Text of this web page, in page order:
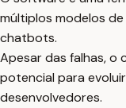
múltiplos modelos de
chatbots.
Apesar das falhas, o
potencial para
desenvolvedores.